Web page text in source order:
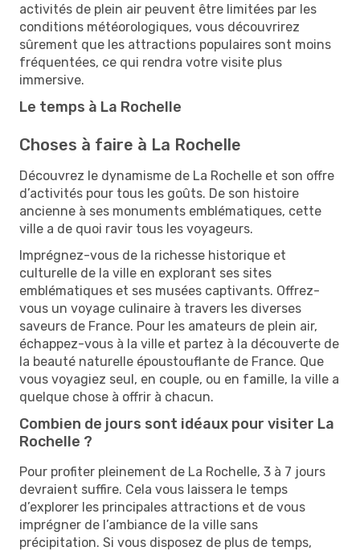
activités de plein air peuvent être limitées par les
conditions météorologiques, vous découvrirez
sûrement que les attractions populaires sont moins
fréquentées, ce qui rendra votre visite plus
immersive.
Le temps à La Rochelle
Choses à faire à La Rochelle
Découvrez le dynamisme de La Rochelle et son offre
d’activités pour tous les goûts. De son histoire
ancienne à ses monuments emblématiques, cette
ville a de quoi ravir tous les voyageurs.
Imprégnez-vous de la richesse historique et
culturelle de la ville en explorant ses sites
emblématiques et ses musées captivants. Offrez-
vous un voyage culinaire à travers les diverses
saveurs de France. Pour les amateurs de plein air,
échappez-vous à la ville et partez à la découverte de
la beauté naturelle époustouflante de France. Que
vous voyagiez seul, en couple, ou en famille, la ville a
quelque chose à offrir à chacun.
Combien de jours sont idéaux pour visiter La
Rochelle ?
Pour profiter pleinement de La Rochelle, 3 à 7 jours
devraient suffire. Cela vous laissera le temps
d’explorer les principales attractions et de vous
imprégner de l’ambiance de la ville sans
précipitation. Si vous disposez de plus de temps,